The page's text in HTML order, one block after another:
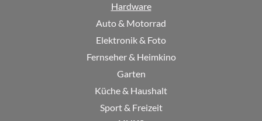
Hardware
Auto & Motorrad
Elektronik & Foto
Fernseher & Heimkino
Garten
Küche & Haushalt
Sport & Freizeit